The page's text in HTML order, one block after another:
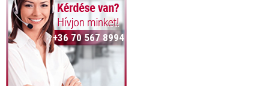
+36 70 567 8994